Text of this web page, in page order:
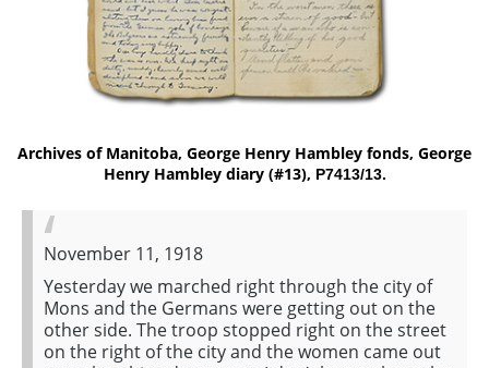
Archives of Manitoba, George Henry Hambley fonds, George
Henry Hambley diary (#13), P7413/13.
November 11, 1918
Yesterday we marched right through the city of
Mons and the Germans were getting out on the
other side. The troop stopped right on the street
on the right of the city and the women came out